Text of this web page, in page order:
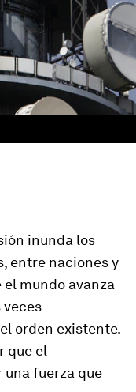
inunda los
entre naciones y
mundo avanza
veces
orden existente.
que el
fuerza que